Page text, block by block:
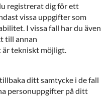
registrerat dig för ett
vissa uppgifter som
I vissa fall har du även
till annan
är tekniskt möjligt.
ditt samtycke i de fall
personuppgifter på ditt